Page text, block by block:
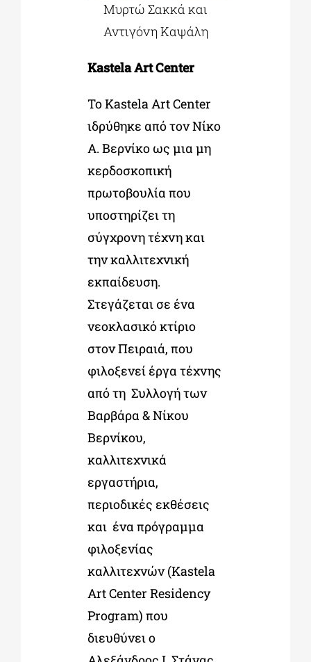
Μυρτώ Σακκά και
Αντιγόνη Καψάλη
Kastela Art Center
Το Kastela Art Center
ιδρύθηκε από τον Νίκο
Α. Βερνίκο ως μια μη
κερδοσκοπική
πρωτοβουλία που
υποστηρίζει τη
σύγχρονη τέχνη και
την καλλιτεχνική
εκπαίδευση.
Στεγάζεται σε ένα
νεοκλασικό κτίριο
στον Πειραιά, που
φιλοξενεί έργα τέχνης
από τη Συλλογή των
Βαρβάρα & Νίκου
Βερνίκου,
καλλιτεχνικά
εργαστήρια,
περιοδικές εκθέσεις
και ένα πρόγραμμα
φιλοξενίας
καλλιτεχνών (Kastela
Art Center Residency
Program) που
διευθύνει ο